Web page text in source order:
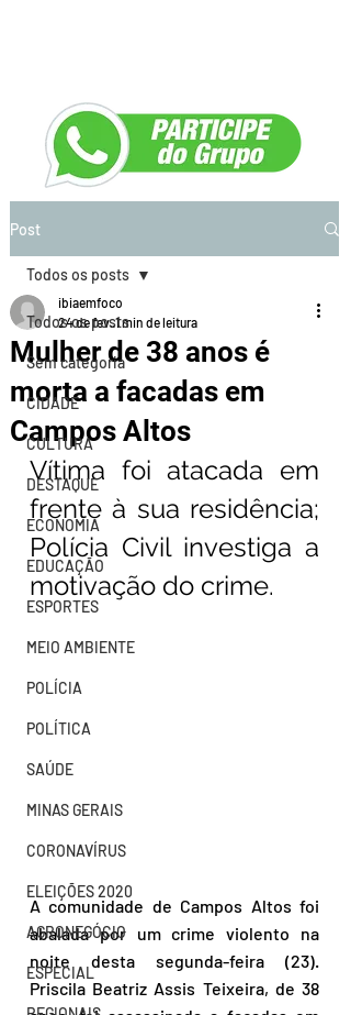
Post
Todos os posts
Sem categoria
CIDADE
CULTURA
DESTAQUE
ECONOMIA
EDUCAÇÃO
ESPORTES
MEIO AMBIENTE
POLÍCIA
POLÍTICA
SAÚDE
MINAS GERAIS
CORONAVÍRUS
ELEIÇÕES 2020
AGRONEGÓCIO
ESPECIAL
Todos os posts
Mulher de 38 anos é
morta a facadas em
Campos Altos
ibiaemfoco
24 de fev.1 min de leitura
Vítima foi atacada em
frente à sua residência;
Polícia Civil investiga a
motivação do crime.
A comunidade de Campos Altos foi
abalada por um crime violento na
noite desta segunda-feira (23).
Priscila Beatriz Assis Teixeira, de 38